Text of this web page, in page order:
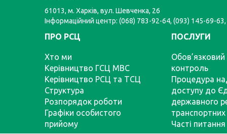
61013, м. Харків, вул. Шевченка, 26
Інформаційний центр: (068) 783-92-64, (093) 145-69-
ПРО РСЦ
Хто ми
Керівництво ГСЦ МВС
Керівництво РСЦ та ТСЦ
Структура
Розпорядок роботи
Графіки особистого
прийому
ПОСЛУГИ
Обов’язковий
контроль
Процедура
доступу до
державного
транспортних
Часті питання